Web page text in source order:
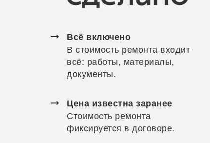
Всё включено
В стоимость ремонта входит
всё: работы, материалы,
документы.
Цена известна заранее
Стоимость ремонта
фиксируется в договоре.